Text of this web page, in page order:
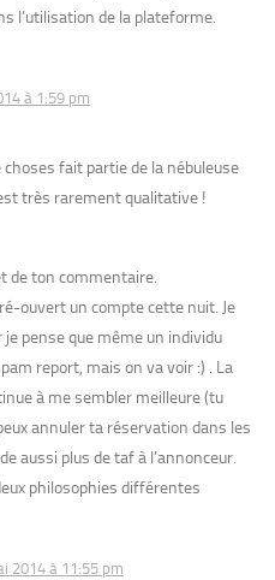
l’utilisation de la plateforme.
à 1:59 pm
choses fait partie de la nébuleuse
très rarement qualitative !
de ton commentaire.
ouvert un compte cette nuit. Je
pense que même un individu
report, mais on va voir :) . La
à me sembler meilleure (tu
annuler ta réservation dans les
aussi plus de taf à l’annonceur.
philosophies différentes
2014 à 11:55 pm